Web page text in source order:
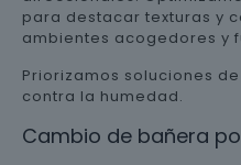
para destacar texturas y
ambientes acogedores y
Priorizamos soluciones
contra la humedad.
Cambio de bañera